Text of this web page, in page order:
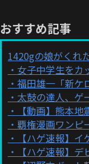
おすすめ記事
1420gの娘がくれ
女子中学生を
福田雄一「新ケ
太鼓の達人、
【動画】熊本
覇権漫画ワンピ
【ハゲ速報】
【ハゲ速報】